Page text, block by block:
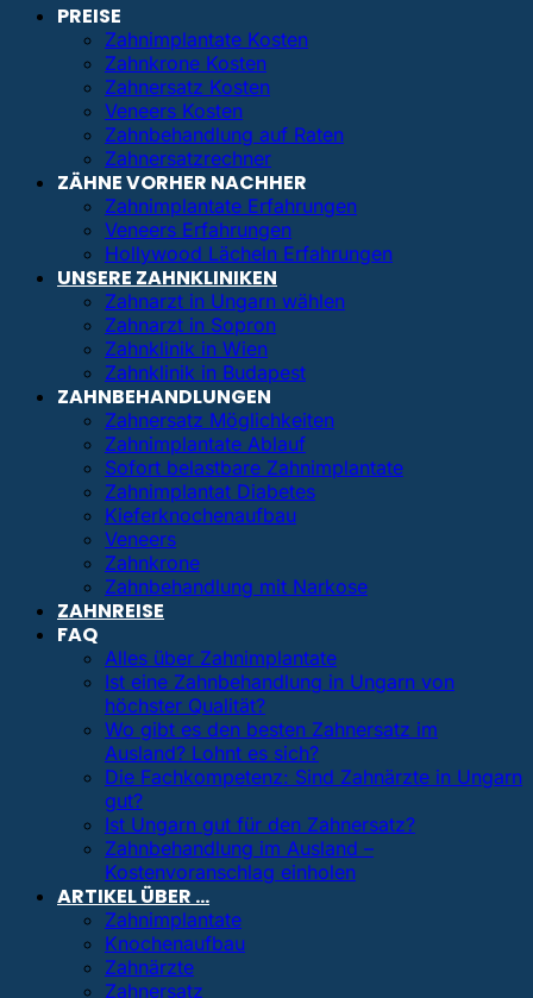
PREISE
Zahnimplantate Kosten
Zahnkrone Kosten
Zahnersatz Kosten
Veneers Kosten
Zahnbehandlung auf Raten
Zahnersatzrechner
ZÄHNE VORHER NACHHER
Zahnimplantate Erfahrungen
Veneers Erfahrungen
Hollywood Lächeln Erfahrungen
UNSERE ZAHNKLINIKEN
Zahnarzt in Ungarn wählen
Zahnarzt in Sopron
Zahnklinik in Wien
Zahnklinik in Budapest
ZAHNBEHANDLUNGEN
Zahnersatz Möglichkeiten
Zahnimplantate Ablauf
Sofort belastbare Zahnimplantate
Zahnimplantat Diabetes
Kieferknochenaufbau
Veneers
Zahnkrone
Zahnbehandlung mit Narkose
ZAHNREISE
FAQ
Alles über Zahnimplantate
Ist eine Zahnbehandlung in Ungarn von
höchster Qualität?
Wo gibt es den besten Zahnersatz im
Ausland? Lohnt es sich?
Die Fachkompetenz: Sind Zahnärzte in Ungarn
gut?
Ist Ungarn gut für den Zahnersatz?
Zahnbehandlung im Ausland –
Kostenvoranschlag einholen
ARTIKEL ÜBER …
Zahnimplantate
Knochenaufbau
Zahnärzte
Zahnersatz